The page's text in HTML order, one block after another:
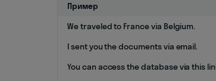
Пример
We traveled to France via Belgium.
I sent you the documents via email.
You can access the database via this